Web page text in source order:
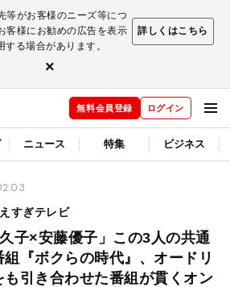
等がお客様のニーズ等につ
客様にお勧めの広告を表示
る場合があります。
詳しくはこちら
×
無料会員登録 ログイン
ニュース 特集 ビジネス
すぎテレビ
子×安藤優子」この3人の共通
『ボクらの時代』、オードリ
引き合わせた番組が貫くオン